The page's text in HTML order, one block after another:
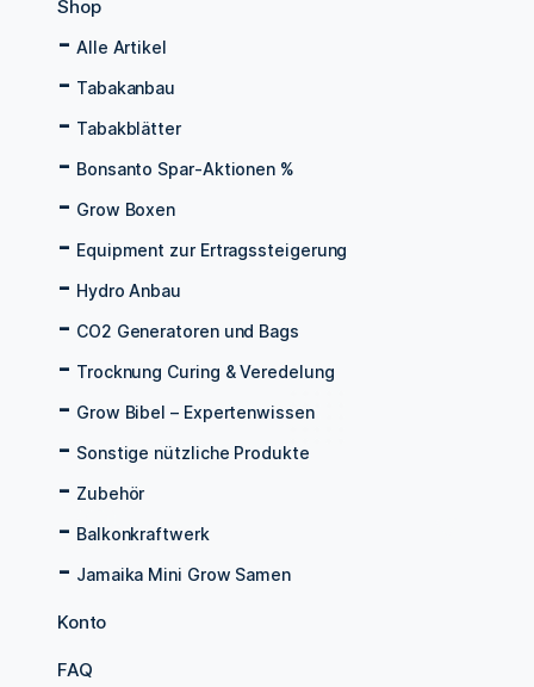
Shop
Alle Artikel
Tabakanbau
Tabakblätter
Bonsanto Spar-Aktionen %
Grow Boxen
Equipment zur Ertragssteigerung
Hydro Anbau
CO2 Generatoren und Bags
Trocknung Curing & Veredelung
Grow Bibel – Expertenwissen
Sonstige nützliche Produkte
Zubehör
Balkonkraftwerk
Jamaika Mini Grow Samen
Konto
FAQ